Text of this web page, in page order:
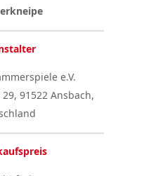
e.V.
91522 Ansbach,